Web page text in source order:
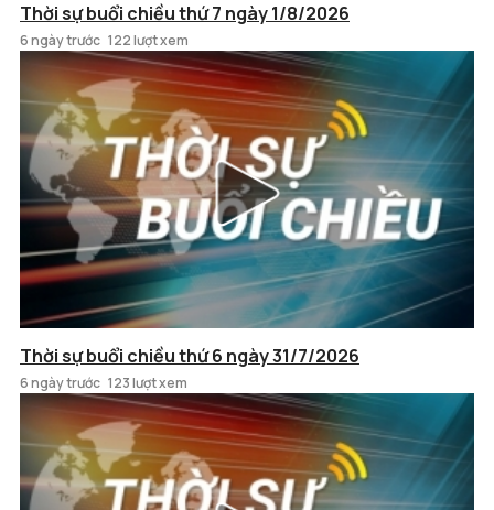
Thời sự buổi chiều thứ 7 ngày 1/8/2026
6 ngày trước 122 lượt xem
Thời sự buổi chiều thứ 6 ngày 31/7/2026
6 ngày trước 123 lượt xem